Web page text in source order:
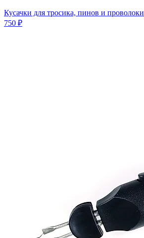
Кусачки для тросика, пинов и проволоки
750 ₽